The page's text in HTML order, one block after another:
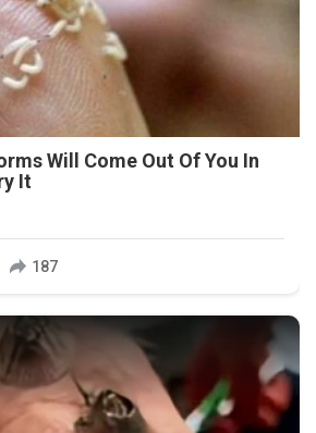
Will Come Out Of You In
It
187